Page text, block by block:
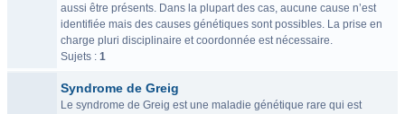
aussi être présents. Dans la plupart des cas, aucune cause n’est
identifiée mais des causes génétiques sont possibles. La prise en
charge pluri disciplinaire et coordonnée est nécessaire.
Sujets : 1
Syndrome de Greig
Le syndrome de Greig est une maladie génétique rare qui est